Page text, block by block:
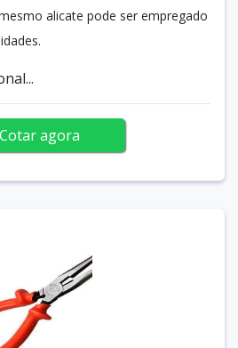
alicate pode ser empregado
Cotar agora